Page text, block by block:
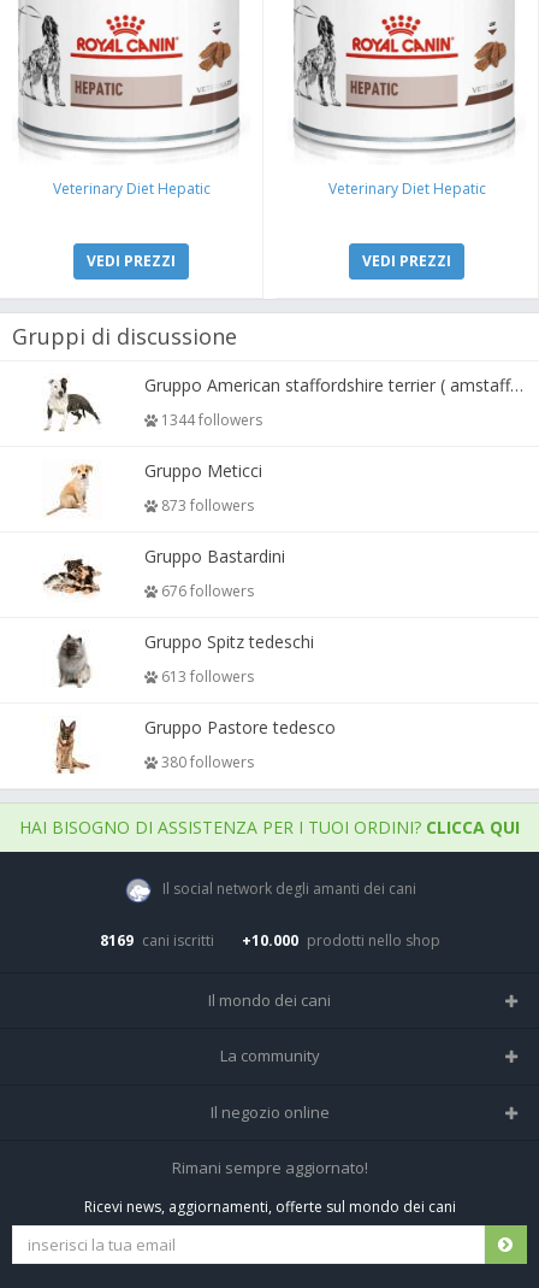
Veterinary Diet Hepatic
VEDI PREZZI
Veterinary Diet Hepatic
VEDI PREZZI
Gruppi di discussione
Gruppo American staffordshire terrier ( amstaff, amastaff )
1344 followers
Gruppo Meticci
873 followers
Gruppo Bastardini
676 followers
Gruppo Spitz tedeschi
613 followers
Gruppo Pastore tedesco
380 followers
HAI BISOGNO DI ASSISTENZA PER I TUOI ORDINI? CLICCA QUI
Il social network degli amanti dei cani
8169 cani iscritti +10.000 prodotti nello shop
Il mondo dei cani
Tutte le razze
La community
Home
Tutti i cani iscritti
Il negozio online
Negozio per cani
Spedizioni e resi
Rimani sempre aggiornato!
Ricevi news, aggiornamenti, offerte sul mondo dei cani